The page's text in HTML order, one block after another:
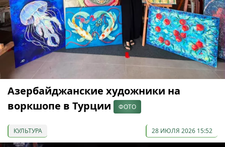
Азербайджанские художники на
воркшопе в Турции
ФОТО
КУЛЬТУРА 28 ИЮЛЯ 2026 15:52